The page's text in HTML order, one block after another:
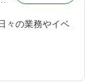
々の業務やイベ